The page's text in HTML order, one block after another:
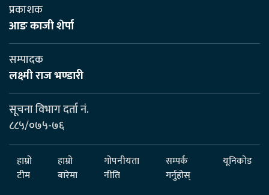
प्रकाशक
आङ काजी शेर्पा
सम्पादक
लक्ष्मी राज भण्डारी
सूचना विभाग दर्ता नं.
८८५/०७५-७६
हाम्रो
टीम
हाम्रो
बारेमा
गोपनीयता
नीति
सम्पर्क
गर्नुहोस्
यूनिकोड